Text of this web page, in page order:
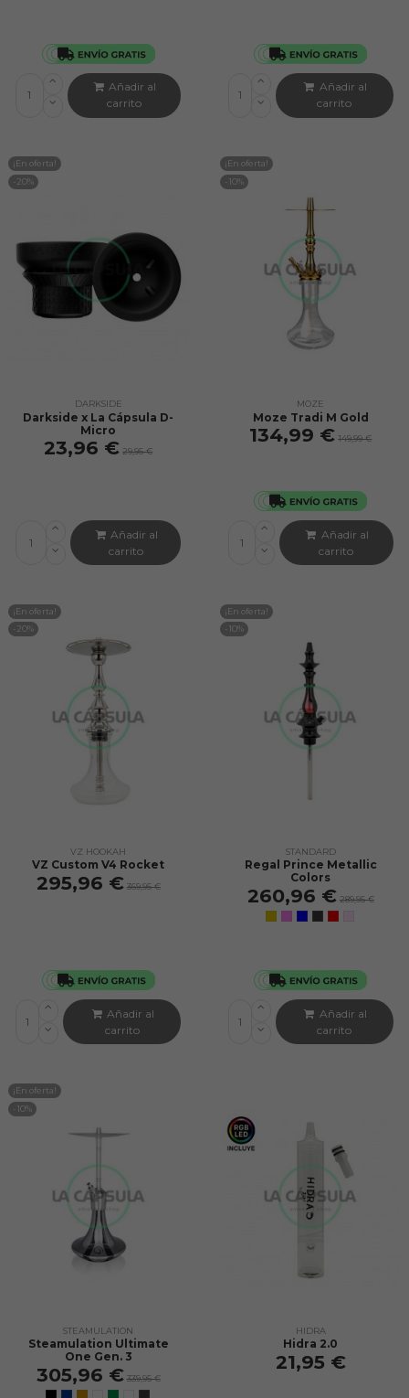
Añadir al
carrito
Añadir al
carrito
¡En oferta!
-20%
DARKSIDE
Darkside x La Cápsula D-
Micro
23,96 € 29,95 €
Añadir al
carrito
¡En oferta!
-10%
MOZE
Moze Tradi M Gold
134,99 € 149,99 €
Añadir al
carrito
¡En oferta!
-20%
VZ HOOKAH
VZ Custom V4 Rocket
295,96 € 369,95 €
Añadir al
carrito
¡En oferta!
-10%
STANDARD
Regal Prince Metallic
Colors
260,96 € 289,95 €
Añadir al
carrito
¡En oferta!
-10%
STEAMULATION
Steamulation Ultimate
One Gen. 3
305,96 € 339,95 €
HIDRA
Hidra 2.0
21,95 €